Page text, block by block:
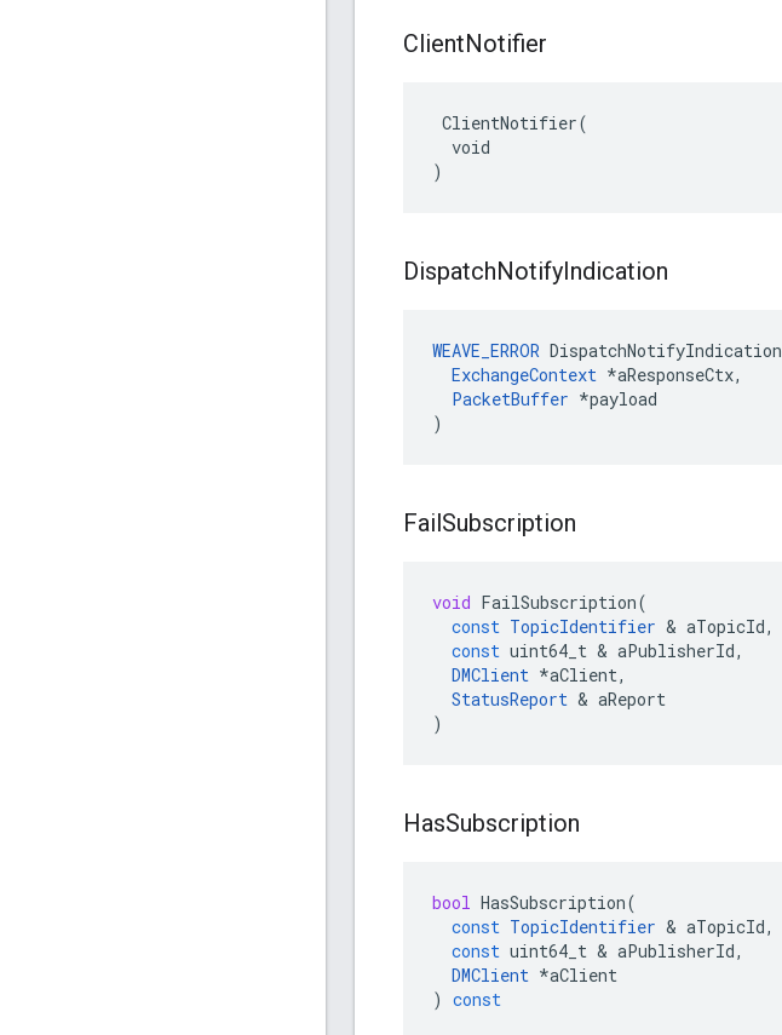
ClientNotifier
ClientNotifier(
  void
)
DispatchNotifyIndication
WEAVE_ERROR DispatchNotifyIndication
ExchangeContext *aResponseCtx,
PacketBuffer *payload
)
FailSubscription
void FailSubscription(
const TopicIdentifier & aTopicId,
const uint64_t & aPublisherId,
DMClient *aClient,
StatusReport & aReport
)
HasSubscription
bool HasSubscription(
const TopicIdentifier & aTopicId,
const uint64_t & aPublisherId,
DMClient *aClient
) const